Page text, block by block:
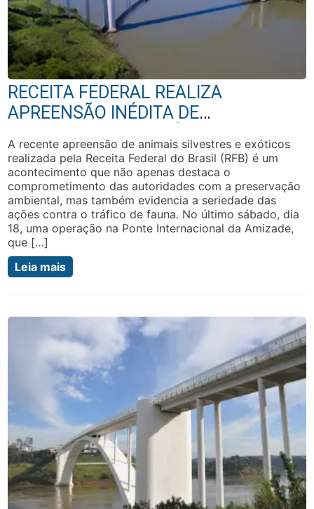
RECEITA FEDERAL REALIZA
APREENSÃO INÉDITA DE
NA PONTE DA AMIZADE
A recente apreensão de animais silvestres e exóticos
realizada pela Receita Federal do Brasil (RFB) é um
acontecimento que não apenas destaca o
comprometimento das autoridades com a preservação
ambiental, mas também evidencia a seriedade das
ações contra o tráfico de fauna. No último sábado, dia
18, uma operação na Ponte Internacional da Amizade,
que […]
Leia mais